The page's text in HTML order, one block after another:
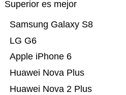
Superior es mejor
Huawei Nova 2 Plus
Huawei Nova Plus
Apple iPhone 6
LG G6
Samsung Galaxy S8